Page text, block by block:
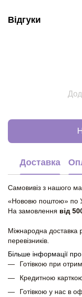
Відгуки
Доставка
Самовивіз з нашого
«Нововю поштою» по
На замовлення від
Міжнародна доставка
перевізників.
Більше інформації
Готівкою при
Кредитною
Готівкою у нас в